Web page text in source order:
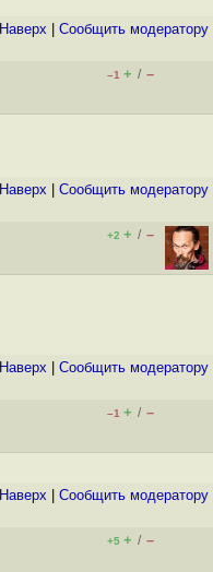
Наверх Cообщить модератору
–1 + / –
Наверх Cообщить модератору
+2 + / –
Наверх Cообщить модератору
–1 + / –
Наверх Cообщить модератору
+5 + / –